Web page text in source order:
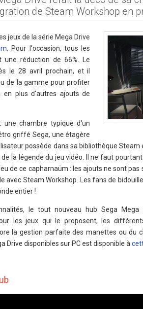
de Steam Workshop en
jeux de la série Mega Drive
. Pour l'occasion, tous les
réduction de 66%. Le
le 28 avril prochain, et il
de la gamme pour profiter
en plus d'autres ajouts de
une chambre typique d'un
griffé Sega, une étagère
possède dans sa bibliothèque
la légende du jeu vidéo. Il ne faut
de ce capharnaüm : les ajouts ne sont
avec Steam Workshop. Les fans de
entier !
le tout nouveau hub Sega Mega
les jeux qui le proposent, les
la gestion parfaite des manettes ou du
Drive disponibles sur PC est disponible à